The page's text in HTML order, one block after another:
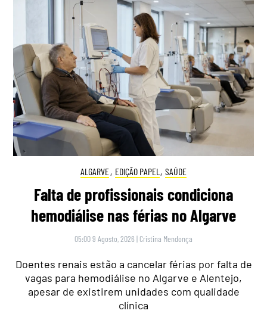
ALGARVE, EDIÇÃO PAPEL , SAÚDE
Falta de profissionais condiciona
hemodiálise nas férias no Algarve
05:00 9 Agosto, 2026 | Cristina Mendonça
Doentes renais estão a cancelar férias por falta de
vagas para hemodiálise no Algarve e Alentejo,
apesar de existirem unidades com qualidade
clínica